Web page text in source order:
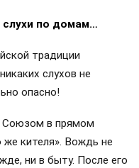
слухи по домам…
традиции
слухов не
опасно!
Союзом в прямом
же кителя». Вождь не
ни в быту. После его